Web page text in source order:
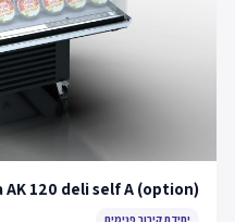
AK 120 deli self A (option)
יחידת קירור פנימית